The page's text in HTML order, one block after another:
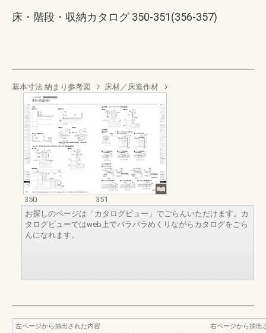
床・階段・収納カタログ 350-351(356-357)
基本寸法 納まり参考図 床材／床造作材
350
351
お探しのページは「カタログビュー」でごらんいただけます。カ
タログビューではweb上でパラパラめくりながらカタログをごら
んになれます。
左ページから抽出された内容
右ページから抽出